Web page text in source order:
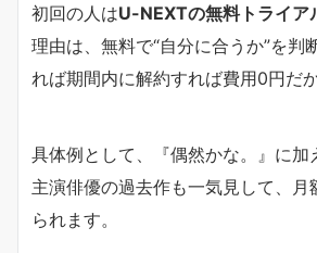
初回の人はU-NEXTの無料トライア
理由は、無料で“自分に合うか”を判
れば期間内に解約すれば費用0円だか
具体例として、『偶然かな。』に加
主演俳優の過去作も一気見して、月
られます。